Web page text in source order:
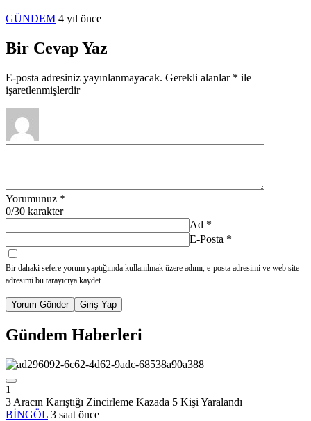
GÜNDEM 4 yıl önce
Bir Cevap Yaz
E-posta adresiniz yayınlanmayacak. Gerekli alanlar * ile
işaretlenmişlerdir
Yorumunuz *
0/30 karakter
Ad *
E-Posta *
Bir dahaki sefere yorum yaptığımda kullanılmak üzere adımı, e-posta adresimi ve web site
adresimi bu tarayıcıya kaydet.
Yorum Gönder Giriş Yap
Gündem Haberleri
1
3 Aracın Karıştığı Zincirleme Kazada 5 Kişi Yaralandı
BİNGÖL 3 saat önce